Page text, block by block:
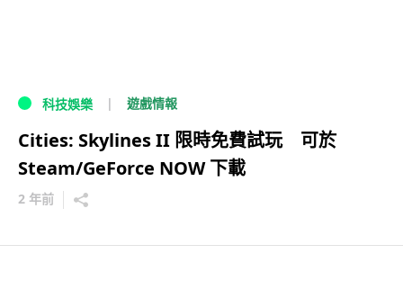
科技娛樂 遊戲情報
Cities: Skylines II 限時免費試玩 可於
Steam/GeForce NOW 下載
2 年前